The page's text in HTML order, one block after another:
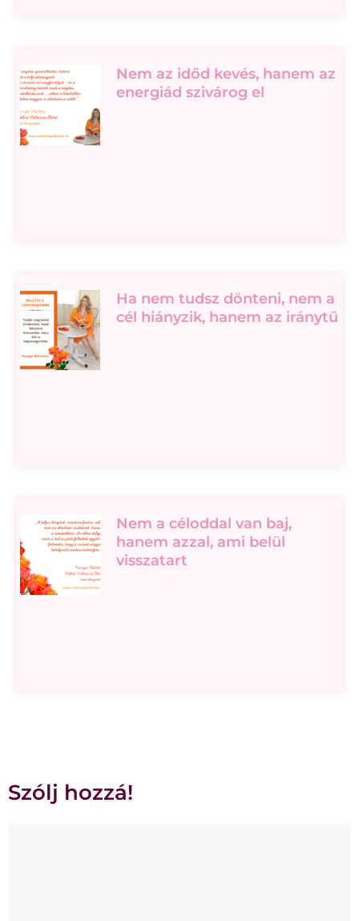
Nem az időd kevés, hanem az
energiád szivárog el
Ha nem tudsz dönteni, nem a
cél hiányzik, hanem az iránytű
Nem a céloddal van baj,
hanem azzal, ami belül
visszatart
Szólj hozzá!